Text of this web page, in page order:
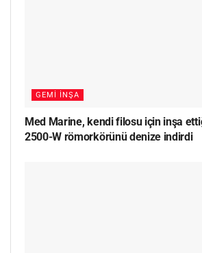
GEMI İNŞA
Med Marine, kendi filosu için inşa
2500-W römorkörünü denize indirdi